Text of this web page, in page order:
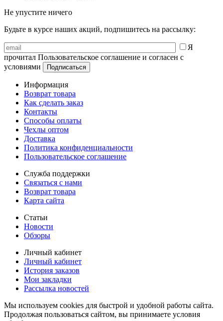
Не упустите ничего
Будьте в курсе наших акций, подпишитесь на рассылку:
Я
прочитал Пользовательское соглашение и согласен с
условиями
Информация
Возврат товара
Как сделать заказ
Контакты
Способы оплаты
Чехлы оптом
Доставка
Политика конфиденциальности
Пользовательское соглашение
Служба поддержки
Связаться с нами
Возврат товара
Карта сайта
Статьи
Новости
Обзоры
Личный кабинет
Личный кабинет
История заказов
Мои закладки
Рассылка новостей
Мы используем cookies для быстрой и удобной работы сайта.
Продолжая пользоваться сайтом, вы принимаете условия